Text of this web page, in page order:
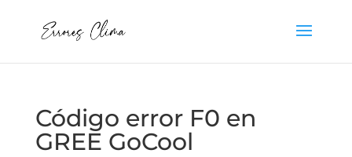
Código error F0 en
GREE GoCool